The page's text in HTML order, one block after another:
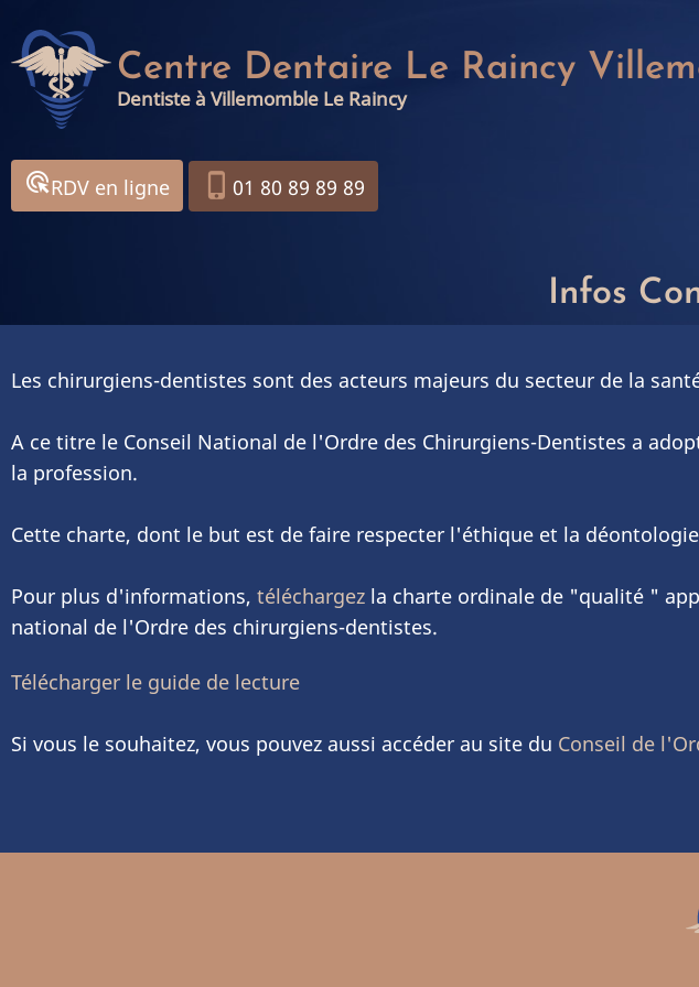
au
contenu
principal
Centre Dentaire Le Raincy
Dentiste à Villemomble Le Raincy
ads_clickRDV en ligne phone_iphone 01 80 89 89 89
Infos
Les chirurgiens-dentistes sont des acteurs majeurs du secteur de la
A ce titre le Conseil National de l'Ordre des Chirurgiens-Dentistes a
la profession.
Cette charte, dont le but est de faire respecter l'éthique et la
Pour plus d'informations, téléchargez la charte ordinale de "qualité "
national de l'Ordre des chirurgiens-dentistes.
Télécharger le guide de lecture
Si vous le souhaitez, vous pouvez aussi accéder au site du Conseil de